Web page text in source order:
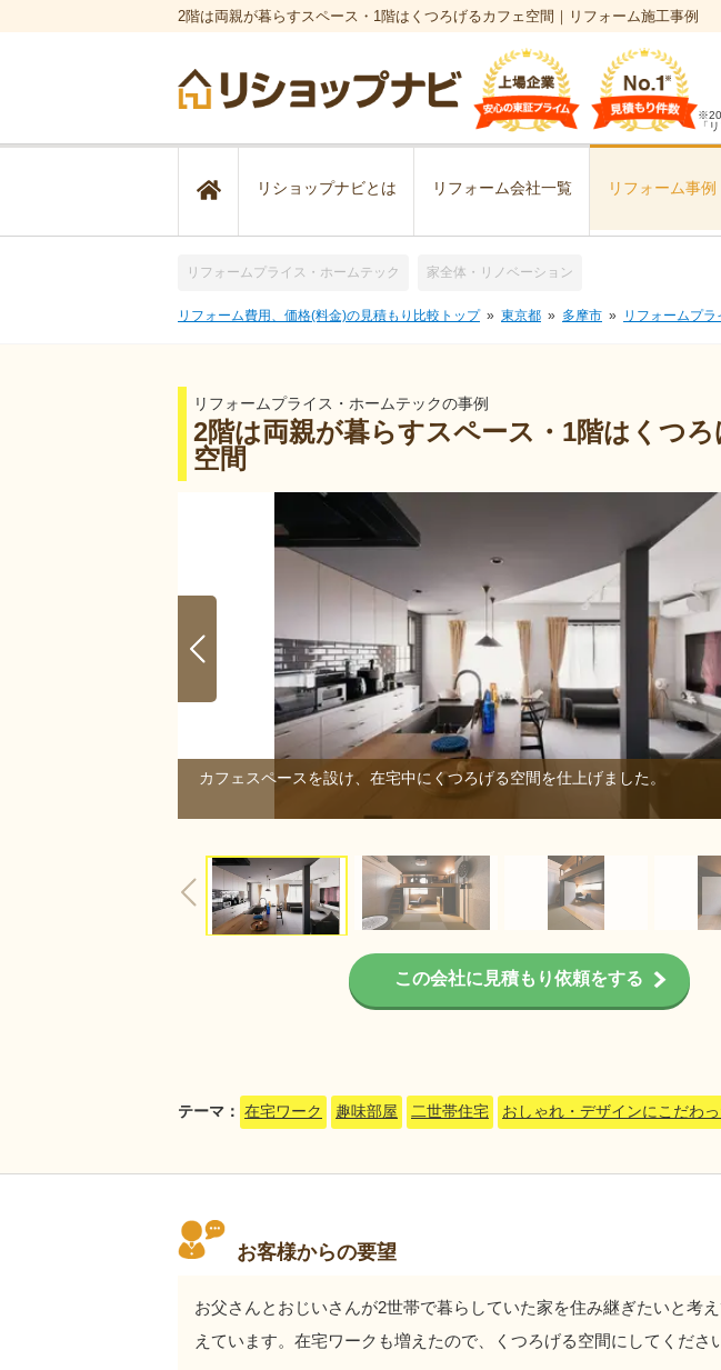
2階は両親が暮らすスペース・1階はくつろげるカフェ空間｜リフォーム施工事例
「
リショップナビとは リフォーム会社一覧 リフォーム事例
リフォームプライス・ホームテック 家全体・リノベーション
リフォーム費用、価格(料金)の見積もり比較トップ 東京都 多摩市 リフォームプ
リフォームプライス・ホームテックの事例
2階は両親が暮らすスペース・1階はくつ
空間
カフェスペースを設け、在宅中にくつろげる空間を仕上げました。
この会社に見積もり依頼をする
テーマ： 在宅ワーク 趣味部屋 二世帯住宅 おしゃれ・デザインにこだわっ
お客様からの要望
お父さんとおじいさんが2世帯で暮らしていた家を住み継ぎたいと考
えています。在宅ワークも増えたので、くつろげる空間にしてくださ